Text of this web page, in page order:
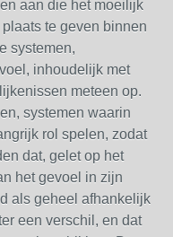
aan die het moeilijk
te geven binnen
systemen,
inhoudelijk met
meteen op.
systemen waarin
rol spelen, zodat
dat, gelet op het
het gevoel in zijn
als geheel afhankelijk
een verschil, en dat